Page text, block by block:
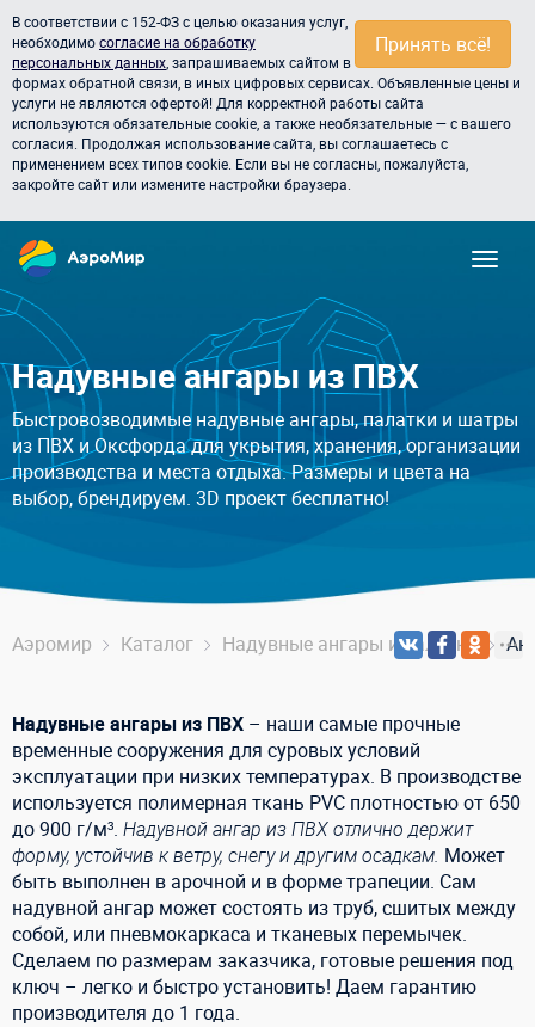
Принять всё!
В соответствии с 152-ФЗ с целью оказания услуг,
необходимосогласие на обработку
персональных данных , запрашиваемых сайтом в
формах обратной связи, в иных цифровых сервисах. Объявленные цены и
услуги не являются офертой! Для корректной работы сайта
используются обязательные cookie, а также необязательные — с вашего
согласия. Продолжая использование сайта, вы соглашаетесь с
применением всех типов cookie. Если вы не согласны, пожалуйста,
закройте сайт или измените настройки браузера.
Надувные ангары из ПВХ
Быстровозводимые надувные ангары, палатки и шатры
из ПВХ и Оксфорда для укрытия, хранения, организации
производства и места отдыха. Размеры и цвета на
выбор, брендируем. 3D проект бесплатно!
Аэромир Каталог Надувные ангары и палатки
Надувные ангары из ПВХ – наши самые прочные
временные сооружения для суровых условий
эксплуатации при низких температурах. В производстве
используется полимерная ткань PVC плотностью от 650
до 900 г/м³. Надувной ангар из ПВХ отлично держит
форму, устойчив к ветру, снегу и другим осадкам. Может
быть выполнен в арочной и в форме трапеции. Сам
надувной ангар может состоять из труб, сшитых между
собой, или пневмокаркаса и тканевых перемычек.
Сделаем по размерам заказчика, готовые решения под
ключ – легко и быстро установить! Даем гарантию
производителя до 1 года.